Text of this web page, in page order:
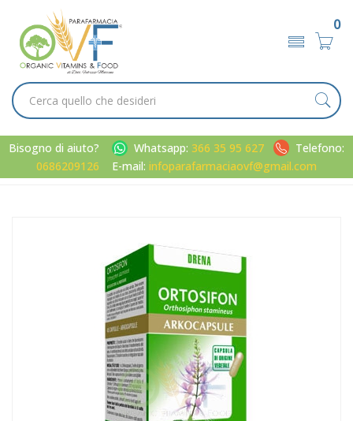
0
Bisogno di aiuto? Whatsapp: 366 35 95 627
Telefono:
0686209126
E-mail: infoparafarmaciaovf@gmail.com
45 Capsule